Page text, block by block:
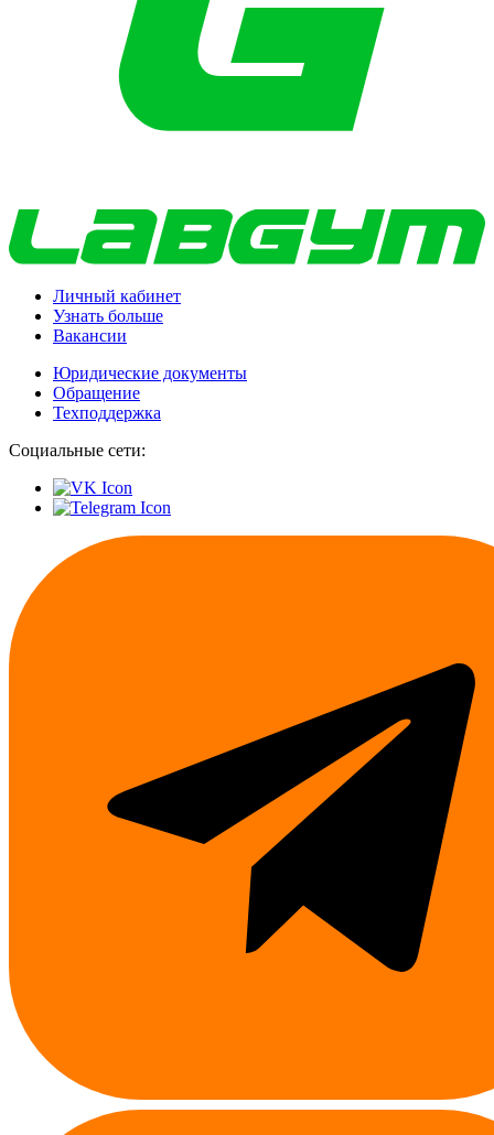
Личный кабинет
Узнать больше
Вакансии
Юридические документы
Обращение
Техподдержка
Социальные сети: